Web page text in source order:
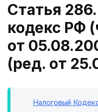
Статья
кодекс РФ
от
(ред. от
Налоговый